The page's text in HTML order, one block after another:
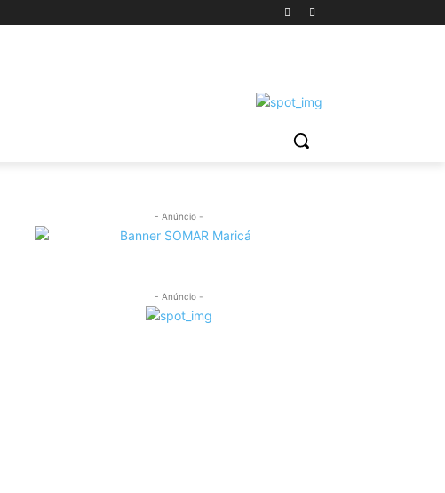
- Anúncio -
- Anúncio -